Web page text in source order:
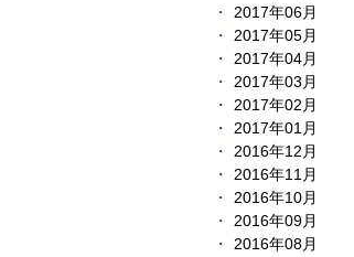
2017年06月
2017年05月
2017年04月
2017年03月
2017年02月
2017年01月
2016年12月
2016年11月
2016年10月
2016年09月
2016年08月